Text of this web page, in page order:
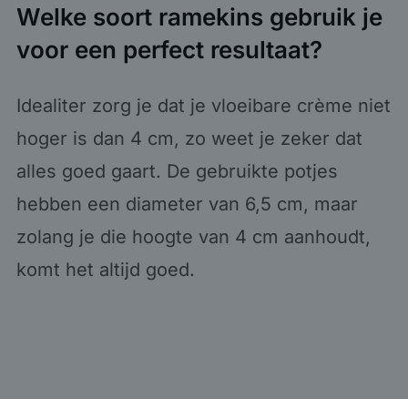
Welke soort ramekins gebruik je
voor een perfect resultaat?
Idealiter zorg je dat je vloeibare crème niet
hoger is dan 4 cm, zo weet je zeker dat
alles goed gaart. De gebruikte potjes
hebben een diameter van 6,5 cm, maar
zolang je die hoogte van 4 cm aanhoudt,
komt het altijd goed.